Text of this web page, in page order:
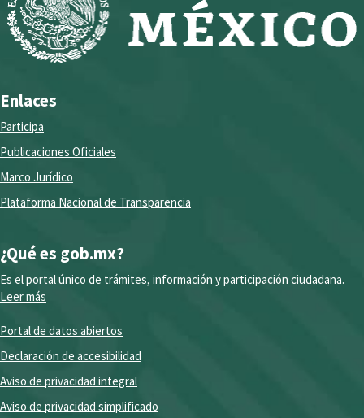
Enlaces
Participa
Publicaciones Oficiales
Marco Jurídico
Plataforma Nacional de Transparencia
¿Qué es gob.mx?
Es el portal único de trámites, información y participación ciudadana.
Leer más
Portal de datos abiertos
Declaración de accesibilidad
Aviso de privacidad integral
Aviso de privacidad simplificado